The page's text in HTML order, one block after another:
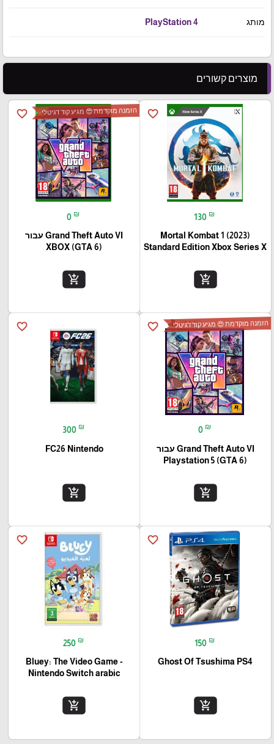
מותג PlayStation 4
מוצרים קשורים
favorite_border
130 ₪
Mortal Kombat 1 (2023)
Standard Edition Xbox Series X
add_shopping_cart
favorite_border הזמנה מוקדמת 😍 מגיע קוד דגיטלי
0 ₪
Grand Theft Auto VI עבור
(XBOX (GTA 6
add_shopping_cart
favorite_border הזמנה מוקדמת 😍 מגיע קוד דגיטלי
0 ₪
Grand Theft Auto VI עבור
(Playstation 5 (GTA 6
add_shopping_cart
favorite_border
300 ₪
FC26 Nintendo
add_shopping_cart
favorite_border
150 ₪
Ghost Of Tsushima PS4
add_shopping_cart
favorite_border
250 ₪
Bluey: The Video Game -
Nintendo Switch arabic
add_shopping_cart